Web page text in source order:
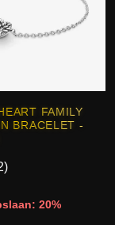
FAMILY
BRACELET -
20%